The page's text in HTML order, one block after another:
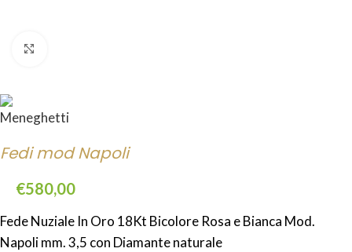
Fedi mod Napoli
€580,00
Fede Nuziale In Oro 18Kt Bicolore Rosa e Bianca Mod.
Napoli mm. 3,5 con Diamante naturale